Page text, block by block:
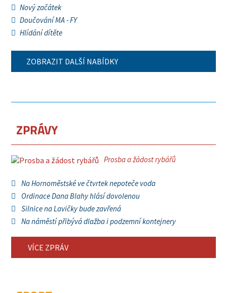
Nový začátek
Doučování MA - FY
Hlídání dítěte
ZOBRAZIT DALŠÍ NABÍDKY
ZPRÁVY
Prosba a žádost rybářů
Na Hornoměstské ve čtvrtek nepoteče voda
Ordinace Dana Blahy hlásí dovolenou
Silnice na Lavičky bude zavřená
Na náměstí přibývá dlažba i podzemní kontejnery
VÍCE ZPRÁV